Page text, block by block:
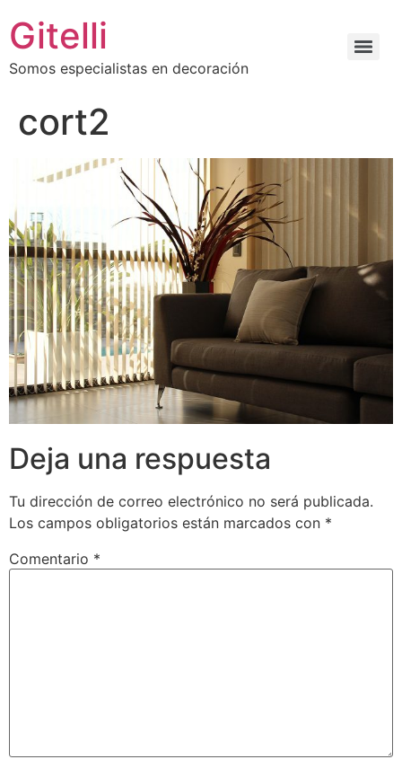
Gitelli
Somos especialistas en decoración
cort2
Deja una respuesta
Tu dirección de correo electrónico no será publicada.
Los campos obligatorios están marcados con *
Comentario *